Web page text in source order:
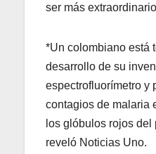
ser más
*Un colombiano está
desarrollo de su
espectrofluorímetro y
contagios de malaria
los glóbulos rojos
reveló Noticias Uno.